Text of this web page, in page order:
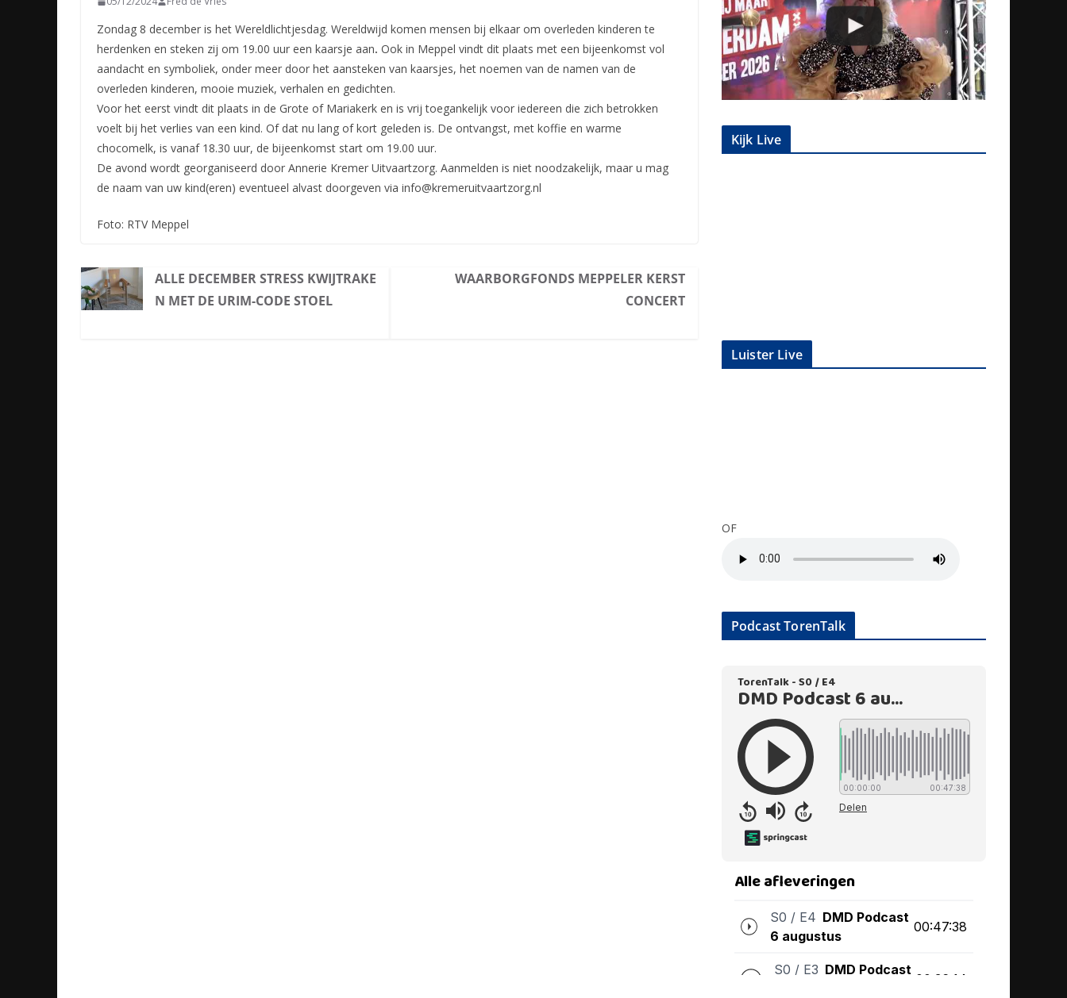
Zondag 8 december is het Wereldlichtjesdag. Wereldwijd komen mensen bij elkaar om overleden kinderen te
herdenken en steken zij om 19.00 uur een kaarsje aan. Ook in Meppel vindt dit plaats met een bijeenkomst vol
aandacht en symboliek, onder meer door het aansteken van kaarsjes, het noemen van de namen van de
overleden kinderen, mooie muziek, verhalen en gedichten.
Voor het eerst vindt dit plaats in de Grote of Mariakerk en is vrij toegankelijk voor iedereen die zich betrokken
voelt bij het verlies van een kind. Of dat nu lang of kort geleden is. De ontvangst, met koffie en warme
chocomelk, is vanaf 18.30 uur, de bijeenkomst start om 19.00 uur.
De avond wordt georganiseerd door Annerie Kremer Uitvaartzorg. Aanmelden is niet noodzakelijk, maar u mag
de naam van uw kind(eren) eventueel alvast doorgeven via info@kremeruitvaartzorg.nl
Foto: RTV Meppel
ALLE DECEMBER STRESS KWIJTRAKE
N MET DE URIM-CODE STOEL
WAARBORGFONDS MEPPELER KERST
CONCERT
Kijk Live
Luister Live
OF
Podcast TorenTalk